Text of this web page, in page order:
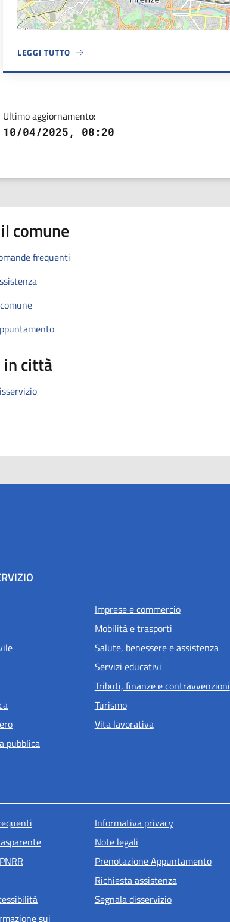
LEGGI TUTTO
A PROPOSITO DI SEDE COMUNALE
Ultimo aggiornamento:
10/04/2025, 08:20
comune
frequenti
in città
pubblica
Imprese e commercio
Mobilità e trasporti
Salute, benessere e assistenza
Servizi educativi
Tributi, finanze e contravvenzioni
Turismo
Vita lavorativa
di pagina
sui
Informativa privacy
Note legali
Prenotazione Appuntamento
Richiesta assistenza
Segnala disservizio